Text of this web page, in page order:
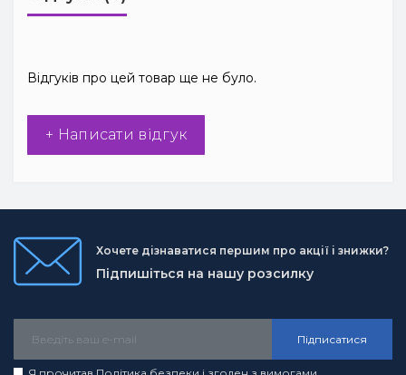
Відгуків про цей товар ще не було.
+ Написати відгук
Хочете дізнаватися першим про акції і знижки?
Підпишіться на нашу розсилку
Підписатися